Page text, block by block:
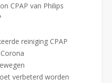
CPAP van Philips
reiniging CPAP
verbeterd worden